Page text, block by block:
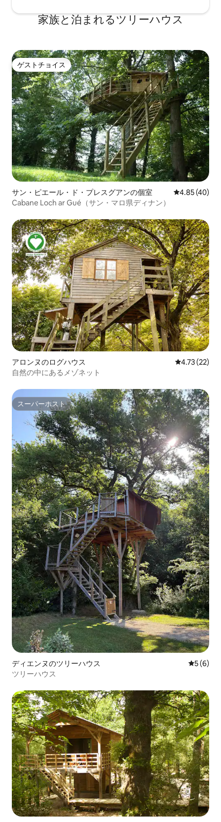
家族と泊まれるツリーハウス
ゲストチョイス
ゲストチョイス
サン・ピエール・ド・プレスグアンの個室 レビュー40
4.85 (40)
Cabane Loch ar Gué（サン・マロ県ディナン）
アロンヌのログハウス レビュー22
4.73 (22)
自然の中にあるメゾネット
スーパーホスト
スーパーホスト
ディエンヌのツリーハウス レビュー
5 (6)
ツリーハウス